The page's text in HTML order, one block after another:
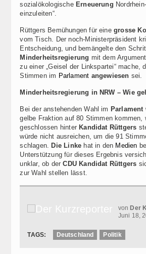
sozialökologische Erneuerung
einzuleiten“.
Rüttgers Bemühungen für einegrosse
vom Tisch. Der noch-Ministerpräsident
Entscheidung, und bemängelte den
Minderheitsregierung mit dem
zu einer „Geisel der Linkspartei“ mache,
Stimmen im Parlament angewiesen sei.
Minderheitsregierung in NRW – Wie
Bei der anstehenden Wahl im Parlament
gelbe Fraktion auf 80 Stimmen kommen,
geschlossen hinter Kandidat Rüttgers
würde nicht ausreichen, um die 91
schlagen. Die Linke hat in den Medien
Unterstützung für dieses Ergebnis
unklar, ob derCDU Kandidat Rüttgers
zur Wahl stellen lässt.
von Der
Juni 18,
TAGS: Deutschland Politik